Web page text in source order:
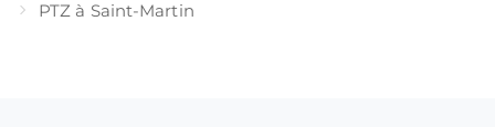
PTZ à Saint-Martin